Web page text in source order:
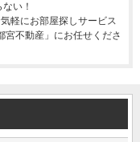
い！
軽にお部屋探しサービス
宮不動産」にお任せくださ